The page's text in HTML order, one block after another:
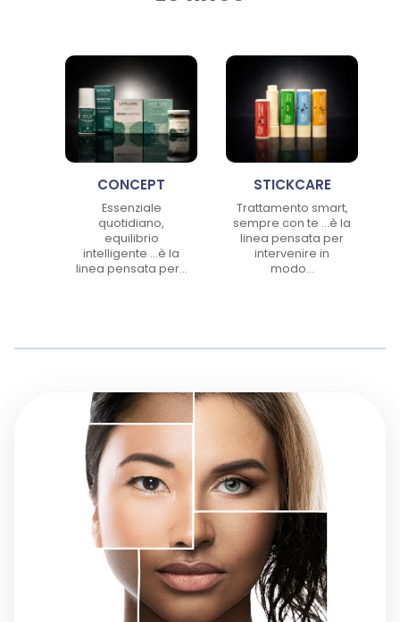
incididunt ut labore et dolore magna aliqua. Ut enim ad minim
veniam, quis nostrud exercitation ullamco laboris nisi ut aliquip ex
ea commodo consequat. Duis aute irure dolor in reprehenderit.
I nostri prodotti
Crema corpo nutriente a tocco asciutto, che si assorbe...
AGGIUNGI AL CARRELLO
CONCEPT
Essenziale
quotidiano,
equilibrio
intelligente ...è la
linea pensata per...
STICKCARE
Trattamento smart,
sempre con te …è la
linea pensata per
intervenire in
modo...